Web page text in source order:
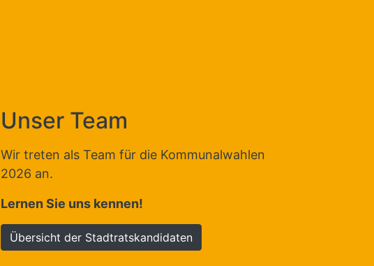
Unser Team
Wir treten als Team für die Kommunalwahlen
2026 an.
Lernen Sie uns kennen!
Übersicht der Stadtratskandidaten